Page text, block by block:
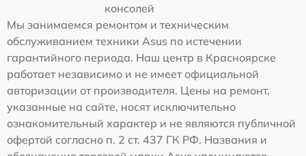
консолей
Мы занимаемся ремонтом и техническим
обслуживанием техники Asus по истечении
гарантийного периода. Наш центр в Красноярске
работает независимо и не имеет официальной
авторизации от производителя. Цены на ремонт,
указанные на сайте, носят исключительно
ознакомительный характер и не являются публичной
офертой согласно п. 2 ст. 437 ГК РФ. Названия и